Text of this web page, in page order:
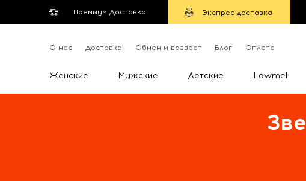
Премиум Доставка Экспрес доставка
О нас Доставка Обмен и возврат Блог Оплата
Женские Мужские Детские Lowmel